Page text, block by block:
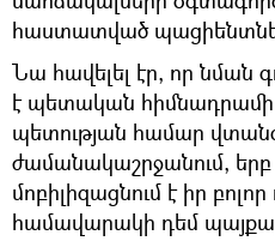
հաստատված
Նա հավելել էր, որ նման
է պետական հիմնադրամի
պետության համար
ժամանակաշրջանում, երբ
մոբիլիզացնում է իր բոլոր
համավարակի դեմ